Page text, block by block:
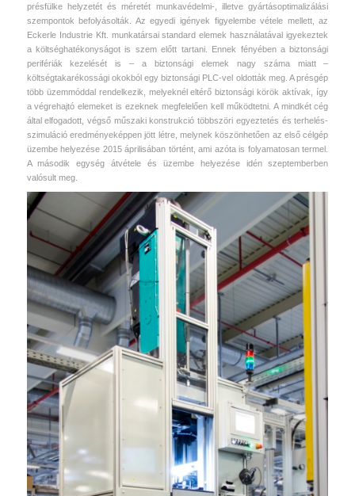
présfülke helyzetét és méretét munkavédelmi-, illetve gyártásoptimalizálási
szempontok befolyásolták. Az egyedi igények figyelembe vétele mellett, az
Eckerle Industrie Kft. munkatársai standard elemek használatával igyekeztek
a költséghatékonyságot is szem előtt tartani. Ennek fényében a biztonsági
perifériák kezelését is – a biztonsági elemek nagy száma miatt –
költségtakarékossági okokból egy biztonsági PLC-vel oldották meg. A présgép
több üzemmóddal rendelkezik, melyeknél eltérő biztonsági körök aktívak, így
a végrehajtó elemeket is ezeknek megfelelően kell működtetni. A mindkét cég
által elfogadott, végső műszaki konstrukció többszöri egyeztetés és terhelés-
szimuláció eredményeképpen jött létre, melynek köszönhetően az első célgép
üzembe helyezése 2015 áprilisában történt, ami azóta is folyamatosan termel.
A második egység átvétele és üzembe helyezése idén szeptemberben
valósult meg.